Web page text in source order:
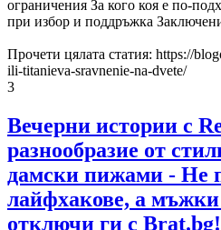
ограничения За кого коя е
при избор и поддръжка
Прочети цялата статия: https://
ili-titanieva-sravnenie-na-dvete/
3
Вечерни истории с
разнообразие от
дамски пижами - Не
лайфхакове, а мъжки
отключи ги с Brat.bg!